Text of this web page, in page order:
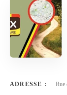
ADRESSE : Rue